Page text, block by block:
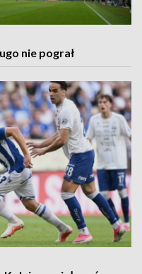
nie pograł